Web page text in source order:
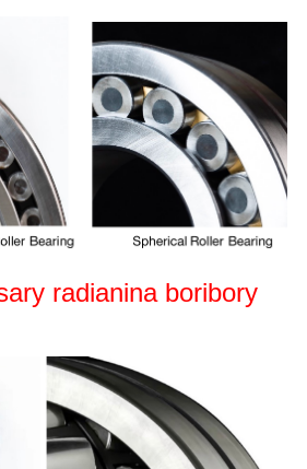
radianina boribory